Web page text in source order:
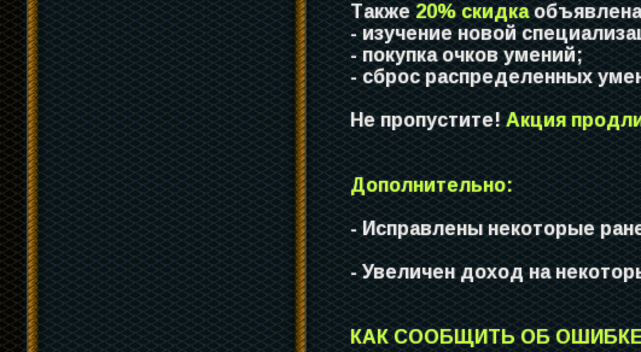
Также 20% скидкаобъявлена
- изучение новой
- покупка очков умений;
- сброс распределенных
Не пропустите! Акция
Дополнительно:
- Исправлены некоторые
- Увеличен доход на
КАК СООБЩИТЬ ОБ ОШИБКЕ